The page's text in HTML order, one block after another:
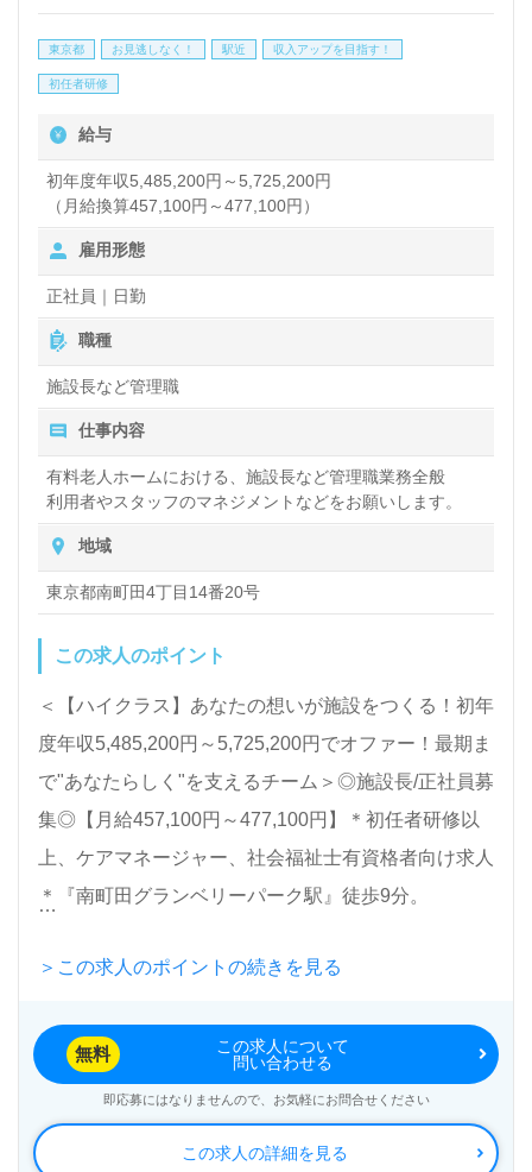
でも安心して働き始めることができます。ご利用者様
したい方、障がい福祉への熱い想いを持っている方、
またキャリアを新たに築きたい方に最適な環境です。
転職をお考えの方は、ウィルオブ介護を通じて、完全
無料の転職支援サービスをご利用いただけます。
LINEやメール、お電話での相談も受け付けており、
非公開求人の情報も取り扱っています。ぜひお気軽に
お問い合わせください。
東京都 お見逃しなく！ 駅近 収入アップを目指す！
初任者研修
給与
初年度年収5,485,200円～5,725,200円
（月給換算457,100円～477,100円）
雇用形態
正社員｜日勤
職種
施設長など管理職
仕事内容
有料老人ホームにおける、施設長など管理職業務全般
利用者やスタッフのマネジメントなどをお願いします。
地域
東京都南町田4丁目14番20号
この求人のポイント
＜【ハイクラス】あなたの想いが施設をつくる！初年
度年収5,485,200円～5,725,200円でオファー！最期ま
で"あなたらしく"を支えるチーム＞◎施設長/正社員募
集◎【月給457,100円～477,100円】＊初任者研修以
上、ケアマネージャー、社会福祉士有資格者向け求人
＊『南町田グランベリーパーク駅』徒歩9分。
入居定員54名『Re HOPE南町田 』CUC HOSPICE/
区）様の運営です。北海道、東北、関東、東海、関西
エリアにホスピス型住宅施設、訪問看護事業所、訪問
介護事業所、居宅介護および重度訪問看護事業を展開
されています。
＞この求人のポイントの続きを見る
この求人の詳細を見る
無料
この求人について
問い合わせる
即応募にはなりませんので、お気軽にお問合せください